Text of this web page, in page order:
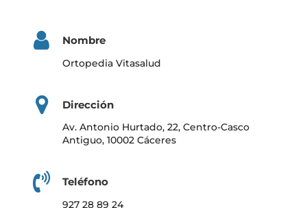
Nombre
Ortopedia Vitasalud
Dirección
Av. Antonio Hurtado, 22, Centro-Casco
Antiguo, 10002 Cáceres
Teléfono
927 28 89 24